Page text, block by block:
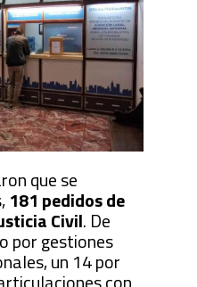
que se
181 pedidos de
Civil. De
por gestiones
un 14 por